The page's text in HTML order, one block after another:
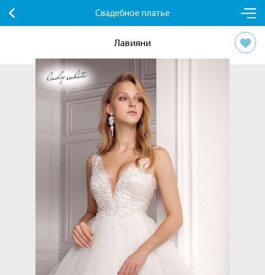
Свадебное платье
Лавияни